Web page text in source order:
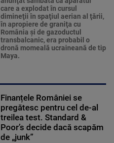
care a explodat în cursul
dimineţii în spaţiul aerian al ţării,
în apropiere de graniţa cu
România şi de gazoductul
transbalcanic, era probabil o
dronă momeală ucraineană de tip
Maya.
Finanțele României se
pregătesc pentru cel de-al
treilea test. Standard &
Poor’s decide dacă scapăm
de „junk”